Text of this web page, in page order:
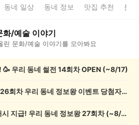
동네 일상 동네 정보 맛집 추천 분
화/예술 이야기
린 문화/예술 이야기를 모아봐요
우리 동네 썰전 14회차 OPEN (~8/17)
💰[당첨자 발표] 26회차 우리 동네 정보왕 이벤트 당첨자를 발표합니다!
💸 전원 2,000캐시 지급! 우리 동네 정보왕 27회차 (~8/10)